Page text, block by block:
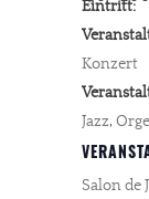
Eintritt:
Konzert
Jazz,
Salon de